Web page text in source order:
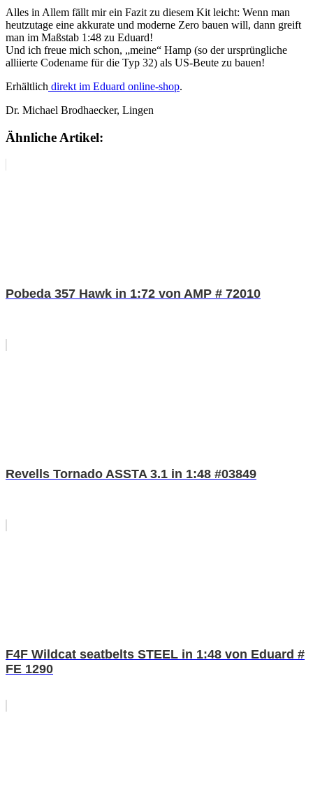
Alles in Allem fällt mir ein Fazit zu diesem Kit leicht: Wenn man
heutzutage eine akkurate und moderne Zero bauen will, dann greift
man im Maßstab 1:48 zu Eduard!
Und ich freue mich schon, „meine“ Hamp (so der ursprüngliche
alliierte Codename für die Typ 32) als US-Beute zu bauen!
Erhältlich direkt im Eduard online-shop.
Dr. Michael Brodhaecker, Lingen
Ähnliche Artikel:
Pobeda 357 Hawk in 1:72 von AMP # 72010
Revells Tornado ASSTA 3.1 in 1:48 #03849
F4F Wildcat seatbelts STEEL in 1:48 von Eduard #
FE 1290